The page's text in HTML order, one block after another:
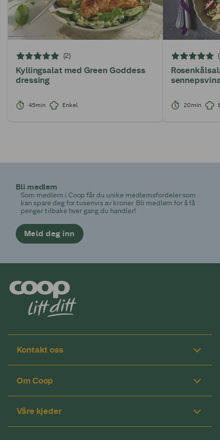
(2)
Kyllingsalat med Green Goddess
dressing
45min Enkel 20min
Bli medlem
Som medlem i Coop får du unike medlemsfordeler som
kan spare deg for tusenvis av kroner. Bli medlem for å få
penger tilbake hver gang du handler!
Meld deg inn
Kontakt oss
Om Coop
Våre kjeder